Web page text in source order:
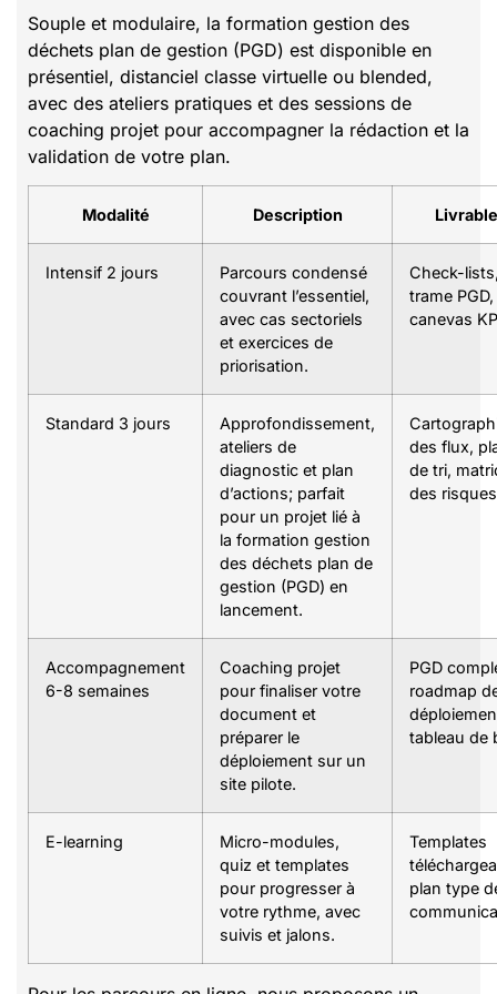
Souple et modulaire, la formation gestion des
déchets plan de gestion (PGD) est disponible en
présentiel, distanciel classe virtuelle ou blended,
avec des ateliers pratiques et des sessions de
coaching projet pour accompagner la rédaction et la
validation de votre plan.
Modalité Description
Intensif 2 jours
Parcours condensé
couvrant l’essentiel,
avec cas sectoriels
et exercices de
priorisation.
Check-
trame PGD,
canevas
Standard 3 jours
Approfondissement,
ateliers de
diagnostic et plan
d’actions; parfait
pour un projet lié à
la formation gestion
des déchets plan de
gestion (PGD) en
lancement.
des flux,
de tri,
des risques
Accompagnement
6-8 semaines
Coaching projet
pour finaliser votre
document et
préparer le
déploiement sur un
site pilote.
PGD
roadmap
tableau de
E-learning
Micro-modules,
quiz et templates
pour progresser à
votre rythme, avec
suivis et jalons.
Templates
plan type